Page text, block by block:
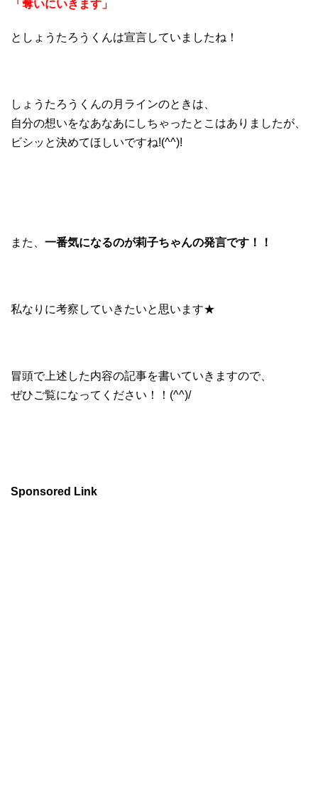
「奪いにいきます」
としょうたろうくんは宣言していましたね！
しょうたろうくんの月ラインのときは、
自分の想いをなあなあにしちゃったとこはありましたが、
ビシッと決めてほしいですね!(^^)!
また、 一番気になるのが莉子ちゃんの発言です！！
私なりに考察していきたいと思います★
冒頭で上述した内容の記事を書いていきますので、
ぜひご覧になってください！！(^^)/
Sponsored Link